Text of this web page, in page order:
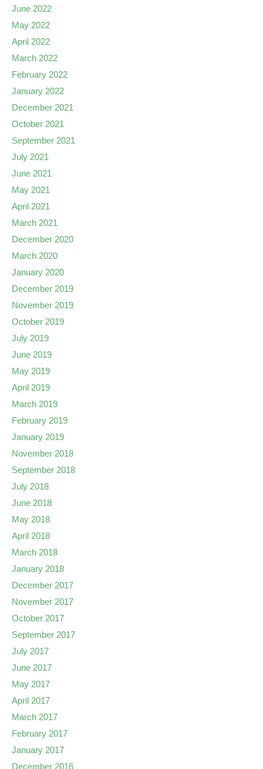
June 2022
May 2022
April 2022
March 2022
February 2022
January 2022
December 2021
October 2021
September 2021
July 2021
June 2021
May 2021
April 2021
March 2021
December 2020
March 2020
January 2020
December 2019
November 2019
October 2019
July 2019
June 2019
May 2019
April 2019
March 2019
February 2019
January 2019
November 2018
September 2018
July 2018
June 2018
May 2018
April 2018
March 2018
January 2018
December 2017
November 2017
October 2017
September 2017
July 2017
June 2017
May 2017
April 2017
March 2017
February 2017
January 2017
December 2016